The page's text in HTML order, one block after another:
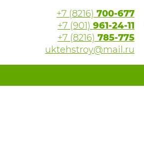
+7 (8216) 700-677
+7 (901) 961-24-11
+7 (8216) 785-775
uktehstroy@mail.ru